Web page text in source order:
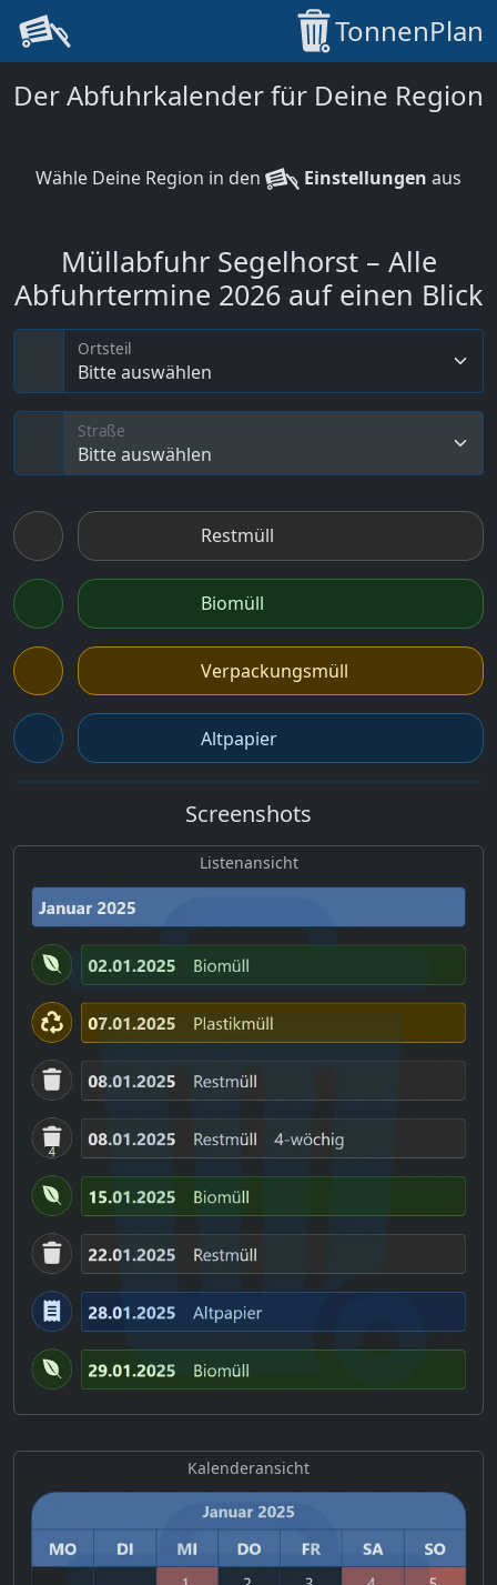
TonnenPlan
Der Abfuhrkalender für Deine Region
Wähle Deine Region in den Einstellungen aus
Müllabfuhr Segelhorst – Alle
Abfuhrtermine 2026 auf einen Blick
Bitte auswählen
Ortsteil
Bitte auswählen
Straße
Restmüll
Biomüll
Verpackungsmüll
Altpapier
Screenshots
Listenansicht
Kalenderansicht